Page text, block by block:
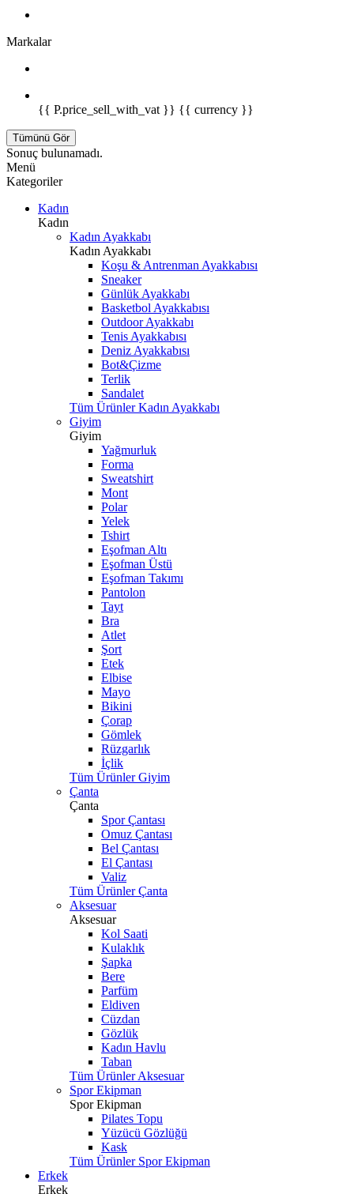
Markalar
{{ P.price_sell_with_vat }} {{ currency }}
Tümünü Gör
Sonuç bulunamadı.
Menü
Kategoriler
Kadın
Kadın
Kadın Ayakkabı
Kadın Ayakkabı
Koşu & Antrenman Ayakkabısı
Sneaker
Günlük Ayakkabı
Basketbol Ayakkabısı
Outdoor Ayakkabı
Tenis Ayakkabısı
Deniz Ayakkabısı
Bot&Çizme
Terlik
Sandalet
Tüm Ürünler Kadın Ayakkabı
Giyim
Giyim
Yağmurluk
Forma
Sweatshirt
Mont
Polar
Yelek
Tshirt
Eşofman Altı
Eşofman Üstü
Eşofman Takımı
Pantolon
Tayt
Bra
Atlet
Şort
Etek
Elbise
Mayo
Bikini
Çorap
Gömlek
Rüzgarlık
İçlik
Tüm Ürünler Giyim
Çanta
Çanta
Spor Çantası
Omuz Çantası
Bel Çantası
El Çantası
Valiz
Tüm Ürünler Çanta
Aksesuar
Aksesuar
Kol Saati
Kulaklık
Şapka
Bere
Parfüm
Eldiven
Cüzdan
Gözlük
Kadın Havlu
Taban
Tüm Ürünler Aksesuar
Spor Ekipman
Spor Ekipman
Pilates Topu
Yüzücü Gözlüğü
Kask
Tüm Ürünler Spor Ekipman
Erkek
Erkek